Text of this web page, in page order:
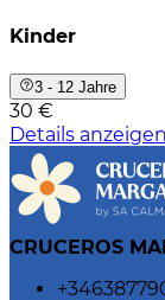
Kinder
3 - 12 Jahre
30 €
Details anzeigen
CRUCEROS